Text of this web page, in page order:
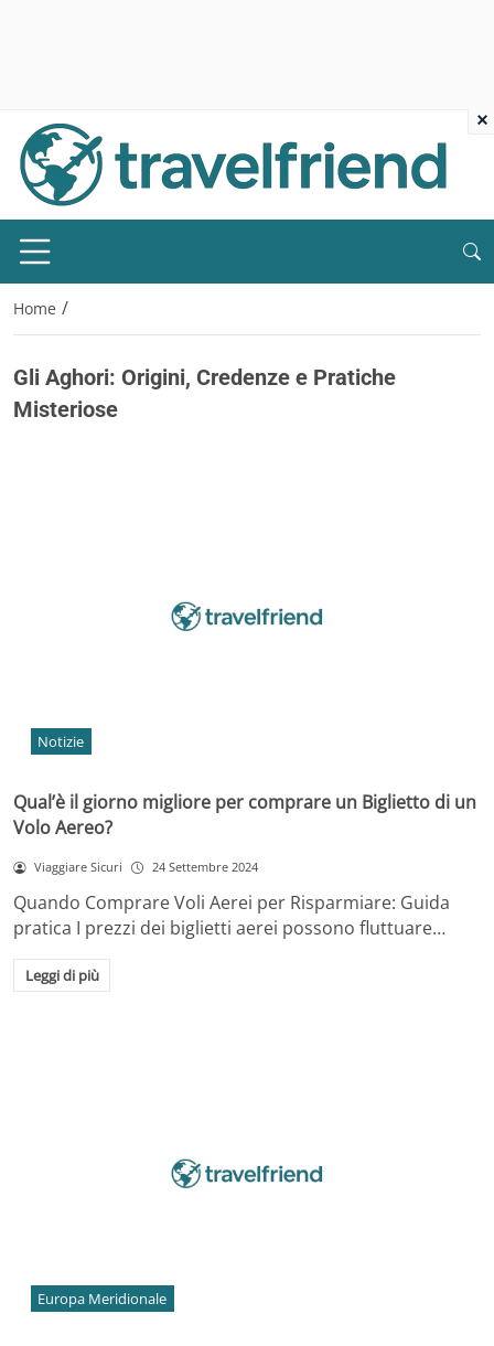
Home /
Gli Aghori: Origini, Credenze e Pratiche
Misteriose
Notizie
Qual’è il giorno migliore per comprare un Biglietto di un
Volo Aereo?
Viaggiare Sicuri 24 Settembre 2024
Quando Comprare Voli Aerei per Risparmiare: Guida
pratica I prezzi dei biglietti aerei possono fluttuare…
Leggi di più
Europa Meridionale
×